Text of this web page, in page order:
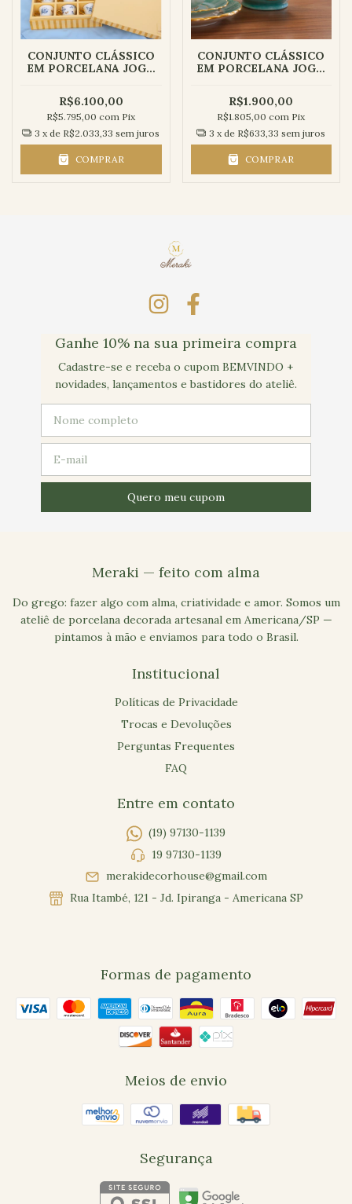
CONJUNTO CLÁSSICO
EM PORCELANA JOGO
COLEÇÃO LILIBETH -
16 peças
R$6.100,00
R$5.795,00com Pix
3 x de R$2.033,33 sem juros
COMPRAR
CONJUNTO CLÁSSICO
EM PORCELANA JOGO
TIFANY - 4 peças
R$1.900,00
R$1.805,00com Pix
3 x de R$633,33 sem juros
COMPRAR
Ganhe 10% na sua primeira compra
Cadastre-se e receba o cupom BEMVINDO +
novidades, lançamentos e bastidores do ateliê.
Meraki — feito com alma
Do grego: fazer algo com alma, criatividade e amor. Somos um
ateliê de porcelana decorada artesanal em Americana/SP —
pintamos à mão e enviamos para todo o Brasil.
Institucional
Políticas de Privacidade
Trocas e Devoluções
Perguntas Frequentes
FAQ
Entre em contato
(19) 97130-1139
19 97130-1139
merakidecorhouse@gmail.com
Rua Itambé, 121 - Jd. Ipiranga - Americana SP
Formas de pagamento
Meios de envio
Segurança